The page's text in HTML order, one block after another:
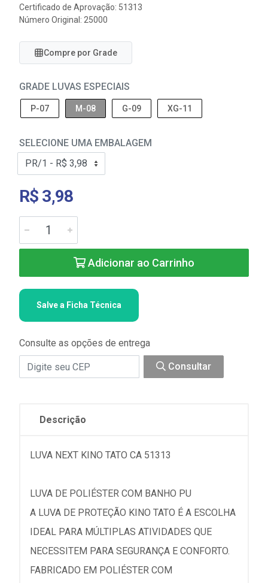
Certificado de Aprovação: 51313
Número Original: 25000
Compre por Grade
GRADE LUVAS ESPECIAIS
P-07 M-08 G-09 XG-11
SELECIONE UMA EMBALAGEM
R$ 3,98
Adicionar ao Carrinho
Salve a Ficha Técnica
Consulte as opções de entrega
Consultar
Descrição
LUVA NEXT KINO TATO CA 51313
LUVA DE POLIÉSTER COM BANHO PU
A LUVA DE PROTEÇÃO KINO TATO É A ESCOLHA
IDEAL PARA MÚLTIPLAS ATIVIDADES QUE
NECESSITEM PARA SEGURANÇA E CONFORTO.
FABRICADO EM POLIÉSTER COM